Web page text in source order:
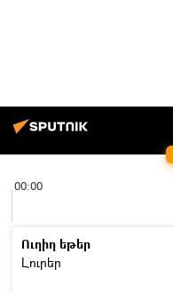
00:00
Ուղիղ եթեր
Լուրեր